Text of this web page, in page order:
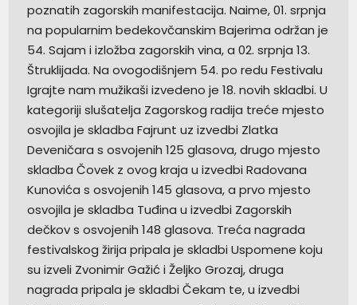
poznatih zagorskih manifestacija. Naime, 01. srpnja
na popularnim bedekovčanskim Bajerima održan je
54. Sajam i izložba zagorskih vina, a 02. srpnja 13.
Štruklijada. Na ovogodišnjem 54. po redu Festivalu
Igrajte nam mužikaši izvedeno je 18. novih skladbi. U
kategoriji slušatelja Zagorskog radija treće mjesto
osvojila je skladba Fajrunt uz izvedbi Zlatka
Deveničara s osvojenih 125 glasova, drugo mjesto
skladba Čovek z ovog kraja u izvedbi Radovana
Kunovića s osvojenih 145 glasova, a prvo mjesto
osvojila je skladba Tuđina u izvedbi Zagorskih
dečkov s osvojenih 148 glasova. Treća nagrada
festivalskog žirija pripala je skladbi Uspomene koju
su izveli Zvonimir Gažić i Željko Grozaj, druga
nagrada pripala je skladbi Čekam te, u izvedbi